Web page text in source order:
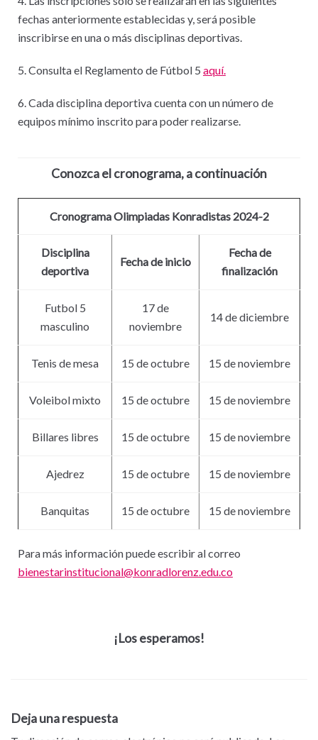
fechas anteriormente establecidas y, será posible
inscribirse en una o más disciplinas deportivas.
5. Consulta el Reglamento de Fútbol 5 aquí.
6. Cada disciplina deportiva cuenta con un número de
equipos mínimo inscrito para poder realizarse.
Conozca el cronograma, a continuación
Cronograma Olimpiadas Konradistas 2024-2
Disciplina
deportiva
Fecha de inicio
Fecha de
finalización
Futbol 5
masculino
17 de
noviembre
14 de diciembre
Tenis de mesa 15 de octubre 15 de noviembre
Voleibol mixto 15 de octubre 15 de noviembre
Billares libres 15 de octubre 15 de noviembre
Ajedrez 15 de octubre 15 de noviembre
Banquitas 15 de octubre 15 de noviembre
Para más información puede escribir al correo
bienestarinstitucional@konradlorenz.edu.co
¡Los esperamos!
Deja una respuesta